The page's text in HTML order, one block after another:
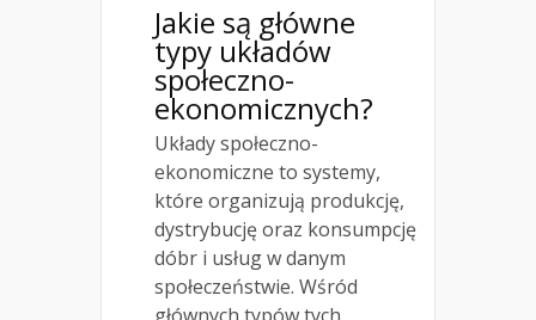
Jakie są główne
typy układów
społeczno-
ekonomicznych?
Układy społeczno-
ekonomiczne to systemy,
które organizują produkcję,
dystrybucję oraz konsumpcję
dóbr i usług w danym
społeczeństwie. Wśród